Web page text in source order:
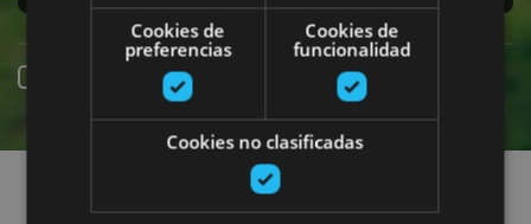
Reserva online
Encuentra planes
Cookies de
preferencias
Cookies de
funcionalidad
Cookies no clasificadas